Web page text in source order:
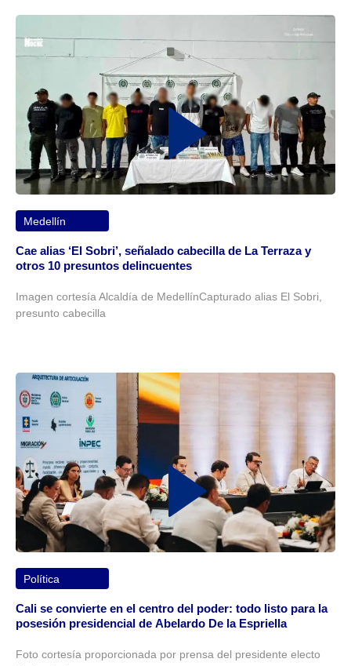
Medellín
Cae alias ‘El Sobri’, señalado cabecilla de La Terraza y
otros 10 presuntos delincuentes
Imagen cortesía Alcaldía de MedellínCapturado alias El Sobri,
presunto cabecilla
Política
Cali se convierte en el centro del poder: todo listo para la
posesión presidencial de Abelardo De la Espriella
Foto cortesía proporcionada por prensa del presidente electo